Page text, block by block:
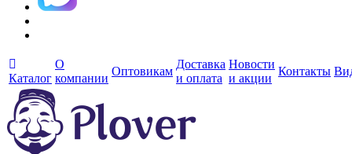
Каталог
О
компании
Оптовикам
Доставка
и оплата
Новости
и акции
Контакты